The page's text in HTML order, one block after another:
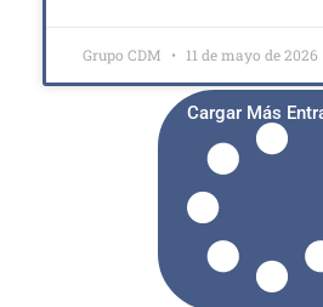
Grupo CDM 11 de mayo de 2026
Cargar Más